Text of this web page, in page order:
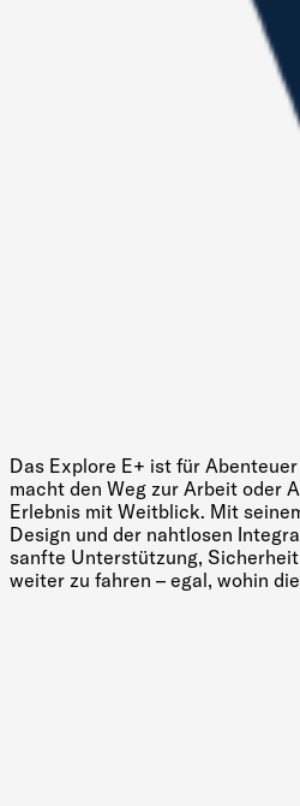
Das Explore E+ ist für
macht den Weg zur Arbeit oder
Erlebnis mit Weitblick. Mit
Design und der nahtlosen
sanfte Unterstützung,
weiter zu fahren – egal, wohin